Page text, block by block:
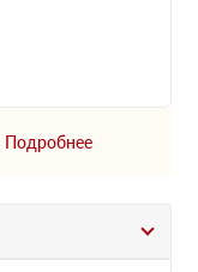
Подробнее